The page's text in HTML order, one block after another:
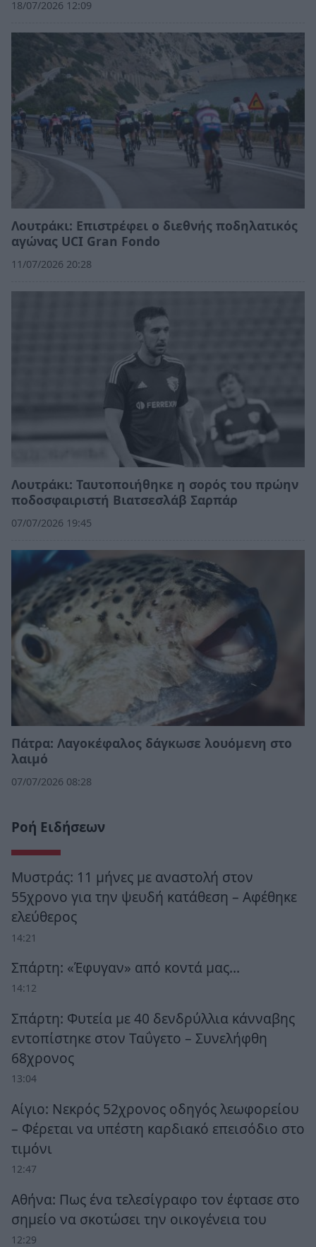
18/07/2026 12:09
Λουτράκι: Επιστρέφει ο διεθνής ποδηλατικός
αγώνας UCI Gran Fondo
11/07/2026 20:28
Λουτράκι: Ταυτοποιήθηκε η σορός του πρώην
ποδοσφαιριστή Βιατσεσλάβ Σαρπάρ
07/07/2026 19:45
Πάτρα: Λαγοκέφαλος δάγκωσε λουόμενη στο
λαιμό
07/07/2026 08:28
Ροή Ειδήσεων
Μυστράς: 11 μήνες με αναστολή στον
55χρονο για την ψευδή κατάθεση – Αφέθηκε
ελεύθερος
14:21
Σπάρτη: «Έφυγαν» από κοντά μας…
14:12
Σπάρτη: Φυτεία με 40 δενδρύλλια κάνναβης
εντοπίστηκε στον Ταΰγετο – Συνελήφθη
68χρονος
13:04
Αίγιο: Νεκρός 52χρονος οδηγός λεωφορείου
– Φέρεται να υπέστη καρδιακό επεισόδιο στο
τιμόνι
12:47
Αθήνα: Πως ένα τελεσίγραφο τον έφτασε στο
σημείο να σκοτώσει την οικογένεια του
12:29